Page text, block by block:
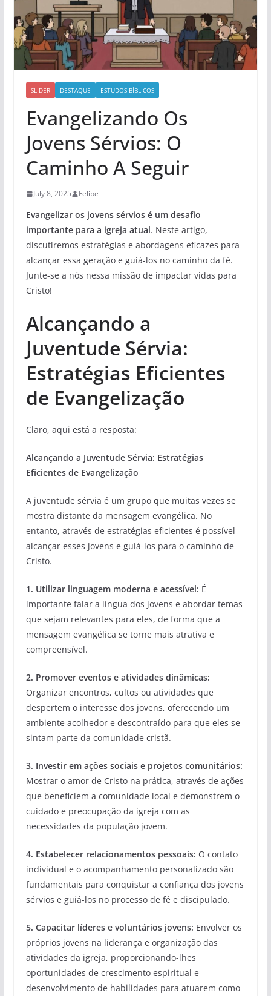
SLIDER DESTAQUE ESTUDOS BÍBLICOS
Evangelizando Os
Jovens Sérvios: O
Caminho A Seguir
July 8, 2025 Felipe
Evangelizar os jovens sérvios é um desafio
importante para a igreja atual. Neste artigo,
discutiremos estratégias e abordagens eficazes para
alcançar essa geração e guiá-los no caminho da fé.
Junte-se a nós nessa missão de impactar vidas para
Cristo!
Alcançando a
Juventude Sérvia:
Estratégias Eficientes
de Evangelização
Claro, aqui está a resposta:
Alcançando a Juventude Sérvia: Estratégias
Eficientes de Evangelização
A juventude sérvia é um grupo que muitas vezes se
mostra distante da mensagem evangélica. No
entanto, através de estratégias eficientes é possível
alcançar esses jovens e guiá-los para o caminho de
Cristo.
1. Utilizar linguagem moderna e acessível: É
importante falar a língua dos jovens e abordar temas
que sejam relevantes para eles, de forma que a
mensagem evangélica se torne mais atrativa e
compreensível.
2. Promover eventos e atividades dinâmicas:
Organizar encontros, cultos ou atividades que
despertem o interesse dos jovens, oferecendo um
ambiente acolhedor e descontraído para que eles se
sintam parte da comunidade cristã.
3. Investir em ações sociais e projetos comunitários:
Mostrar o amor de Cristo na prática, através de ações
que beneficiem a comunidade local e demonstrem o
cuidado e preocupação da igreja com as
necessidades da população jovem.
4. Estabelecer relacionamentos pessoais: O contato
individual e o acompanhamento personalizado são
fundamentais para conquistar a confiança dos jovens
sérvios e guiá-los no processo de fé e discipulado.
5. Capacitar líderes e voluntários jovens: Envolver os
próprios jovens na liderança e organização das
atividades da igreja, proporcionando-lhes
oportunidades de crescimento espiritual e
desenvolvimento de habilidades para atuarem como